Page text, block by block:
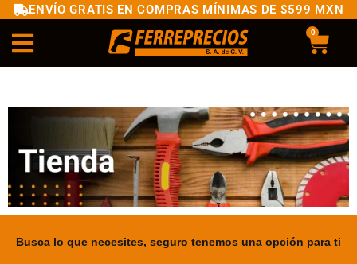
ENVÍO GRATIS EN COMPRAS MÍNIMAS DE $599 MXN
0
Busca lo que necesites, seguro tenemos una opción para ti